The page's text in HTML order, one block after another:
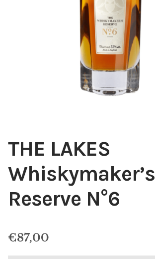
THE LAKES
Whiskymaker’s
Reserve N°6
€87,00